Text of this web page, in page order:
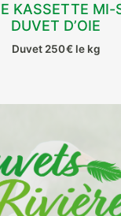
KASSETTE MI-
DUVET D’OIE
Duvet 250€ le kg
CHOIX DES OPTIONS
Les
options
peuvent
être